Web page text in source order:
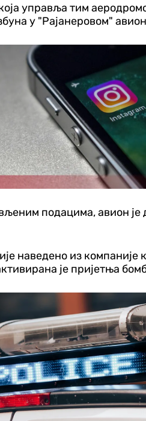
управља тим
у "Рајанеровом"
подацима, авион је
наведено из
је пријетња